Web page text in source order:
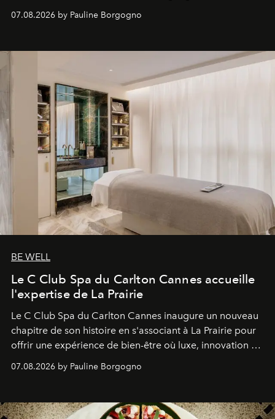
générationnel.
07.08.2026 by Pauline Borgogno
BE WELL
Le C Club Spa du Carlton Cannes accueille
l'expertise de La Prairie
Le C Club Spa du Carlton Cannes inaugure un nouveau
chapitre de son histoire en s'associant à La Prairie pour
offrir une expérience de bien-être où luxe, innovation et
07.08.2026 by Pauline Borgogno